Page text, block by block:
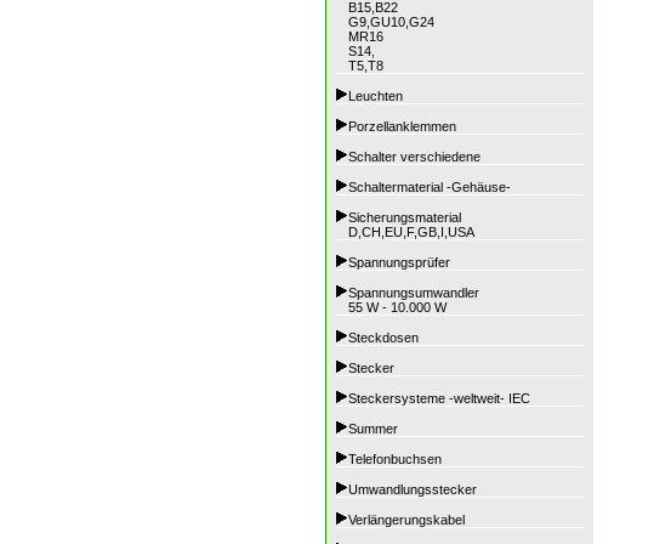
B15,B22
G9,GU10,G24
MR16
S14,
T5,T8
Leuchten
Porzellanklemmen
Schalter verschiedene
Schaltermaterial -Gehäuse-
Sicherungsmaterial
D,CH,EU,F,GB,I,USA
Spannungsprüfer
Spannungsumwandler
55 W - 10.000 W
Steckdosen
Stecker
Steckersysteme -weltweit- IEC
Summer
Telefonbuchsen
Umwandlungsstecker
Verlängerungskabel